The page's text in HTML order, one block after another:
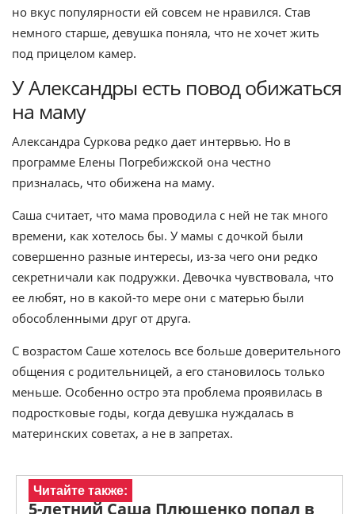
но вкус популярности ей совсем не нравился. Став
немного старше, девушка поняла, что не хочет жить
под прицелом камер.
У Александры есть повод обижаться
на маму
Александра Суркова редко дает интервью. Но в
программе Елены Погребижской она честно
призналась, что обижена на маму.
Саша считает, что мама проводила с ней не так много
времени, как хотелось бы. У мамы с дочкой были
совершенно разные интересы, из-за чего они редко
секретничали как подружки. Девочка чувствовала, что
ее любят, но в какой-то мере они с матерью были
обособленными друг от друга.
С возрастом Саше хотелось все больше доверительного
общения с родительницей, а его становилось только
меньше. Особенно остро эта проблема проявилась в
подростковые годы, когда девушка нуждалась в
материнских советах, а не в запретах.
Читайте также:
5-летний Саша Плющенко попал в